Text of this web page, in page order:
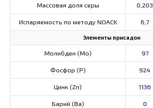
Массовая доля серы 0,203
Испаряемость по методу NOACK 6,7
Элементы присадок
Молибден (Мо) 97
Фосфор (Р) 924
Цинк (Zn) 1136
Барий (Ва) 0